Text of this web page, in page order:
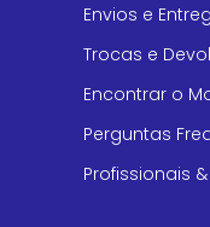
Envios e
Trocas e
Encontrar o
Perguntas
Profissionais